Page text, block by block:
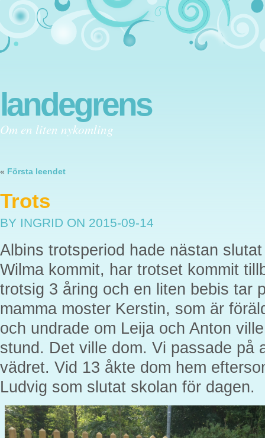
landegrens
Om en liten nykomling
« Första leendet
Trots
BY INGRID ON 2015-09-14
Albins trotsperiod hade nästan
Wilma kommit, har trotset kommit
trotsig 3 åring och en liten bebis tar
mamma moster Kerstin, som är
och undrade om Leija och Anton
stund. Det ville dom. Vi passade på
vädret. Vid 13 åkte dom hem
Ludvig som slutat skolan för dagen.